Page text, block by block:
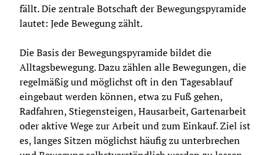
fällt. Die zentrale Botschaft der Bewegungspyramide
lautet: Jede Bewegung zählt.
Die Basis der Bewegungspyramide bildet die
Alltagsbewegung. Dazu zählen alle Bewegungen, die
regelmäßig und möglichst oft in den Tagesablauf
eingebaut werden können, etwa zu Fuß gehen,
Radfahren, Stiegensteigen, Hausarbeit, Gartenarbeit
oder aktive Wege zur Arbeit und zum Einkauf. Ziel ist
es, langes Sitzen möglichst häufig zu unterbrechen